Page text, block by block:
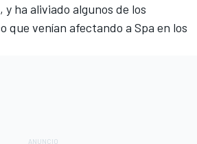
ha aliviado algunos de los
que venían afectando a Spa en los